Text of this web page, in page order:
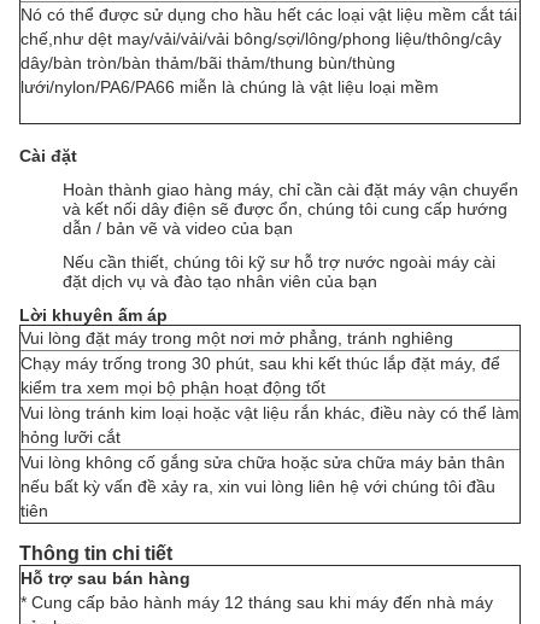
Nó có thể được sử dụng cho hầu hết các loại vật liệu mềm cắt tái
chế, như dệt may/vải/vải/vải bông/sợi/lông/phong liệu/thông/cây
dây/bàn tròn/bàn thảm/bãi thảm/thung bùn/thùng
lưới/nylon/PA6/PA66 miễn là chúng là vật liệu loại mềm
Cài đặt
Hoàn thành giao hàng máy, chỉ cần cài đặt máy vận chuyển
và kết nối dây điện sẽ được ổn, chúng tôi cung cấp hướng
dẫn / bản vẽ và video của bạn
Nếu cần thiết, chúng tôi kỹ sư hỗ trợ nước ngoài máy cài
đặt dịch vụ và đào tạo nhân viên của bạn
Lời khuyên ấm áp
Vui lòng đặt máy trong một nơi mở phẳng, tránh nghiêng
Chạy máy trống trong 30 phút, sau khi kết thúc lắp đặt máy, để
kiểm tra xem mọi bộ phận hoạt động tốt
Vui lòng tránh kim loại hoặc vật liệu rắn khác, điều này có thể làm
hỏng lưỡi cắt
Vui lòng không cố gắng sửa chữa hoặc sửa chữa máy bản thân
nếu bất kỳ vấn đề xảy ra, xin vui lòng liên hệ với chúng tôi đầu
tiên
Thông tin chi tiết
Hỗ trợ sau bán hàng
* Cung cấp bảo hành máy 12 tháng sau khi máy đến nhà máy